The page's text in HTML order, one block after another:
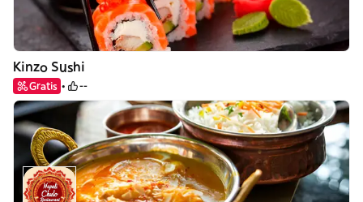
Kinzo Sushi
Gratis --